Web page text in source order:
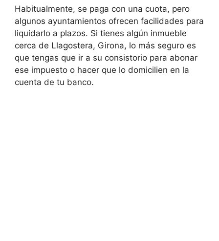
Habitualmente, se paga con una cuota, pero
algunos ayuntamientos ofrecen facilidades para
liquidarlo a plazos. Si tienes algún inmueble
cerca de Llagostera, Girona, lo más seguro es
que tengas que ir a su consistorio para abonar
ese impuesto o hacer que lo domicilien en la
cuenta de tu banco.